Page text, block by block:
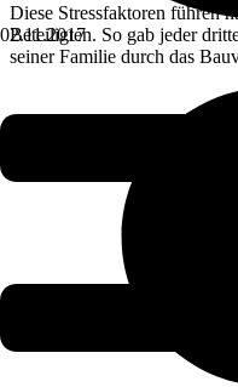
02.11.2017
Diese Stressfaktoren führen
Beteiligten. So gab jeder
seiner Familie durch das